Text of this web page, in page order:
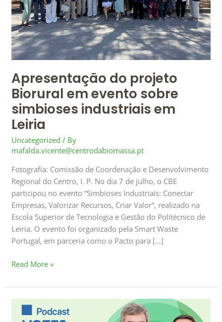
Apresentação do projeto
Biorural em evento sobre
simbioses industriais em
Leiria
Uncategorized / By
mafalda.vicente@centrodabiomassa.pt
Fotografia: Comissão de Coordenação e Desenvolvimento
Regional do Centro, I. P. No dia 7 de julho, o CBE
participou no evento “Simbioses Industriais: Conectar
Empresas, Valorizar Recursos, Criar Valor“, realizado na
Escola Superior de Tecnologia e Gestão do Politécnico de
Leiria. O evento foi organizado pela Smart Waste
Portugal, em parceria como o Pacto para […]
industriais
em
Leiria
Read More »
Participação